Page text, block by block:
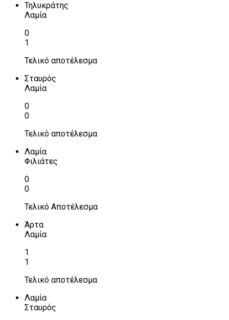
Τηλυκράτης
Λαμία
0
1
Τελικό αποτέλεσμα
Σταυρός
Λαμία
0
0
Τελικό αποτέλεσμα
Λαμία
Φιλιάτες
0
0
Τελικό Αποτέλεσμα
Άρτα
Λαμία
1
1
Τελικό αποτέλεσμα
Λαμία
Σταυρός